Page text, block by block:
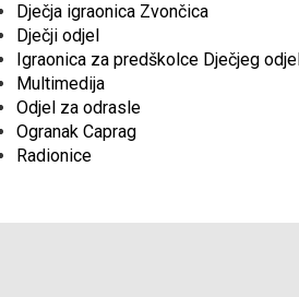
Dječja igraonica Zvončica
Dječji odjel
Igraonica za predškolce Dječjeg
Multimedija
Odjel za odrasle
Ogranak Caprag
Radionice